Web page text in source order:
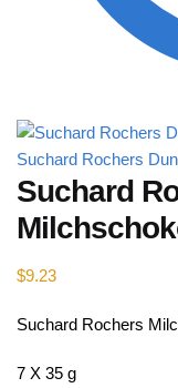
Suchard Rochers
Suchard
$9.23
Suchard Rochers
7 X 35 g